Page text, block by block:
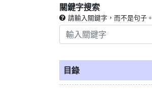
關鍵字搜索
請輸入關鍵字，而不是句子。
目錄